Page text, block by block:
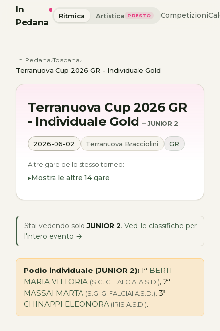
In
Pedana
Ritmica Artistica PRESTO Competizioni
In Pedana Toscana
Terranuova Cup 2026 GR - Individuale Gold
Terranuova Cup 2026 GR
- Individuale Gold– JUNIOR 2
2026-06-02 Terranuova Bracciolini GR
Altre gare dello stesso torneo:
Mostra le altre 14 gare
Stai vedendo soloJUNIOR 2. Vedi le classifiche per
l'intero evento →
Podio individuale (JUNIOR 2): 1ª BERTI
MARIA VITTORIA (S.G. G. FALCIAI A.S.D.), 2ª
MASSAI MARTA (S.G. G. FALCIAI A.S.D.), 3ª
CHINAPPI ELEONORA (IRIS A.S.D.).